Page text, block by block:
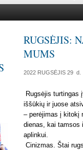
RUGSĖJIS:
MUMS
2022 RUGSĖJIS 29 d.
Rugsėjis turtingas
iššūkių ir juose
– perėjimas į kitokį
dienas, kai tamsos
aplinkui.
Cinizmas. Štai